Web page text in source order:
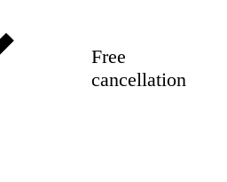
Free
cancellation